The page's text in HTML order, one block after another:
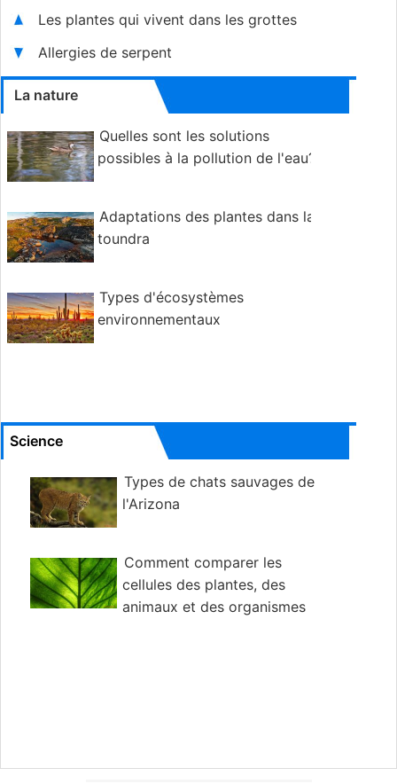
Les plantes qui vivent dans les grottes
Allergies de serpent
La nature
Quelles sont les solutions
possibles à la pollution de l'eau?
Adaptations des plantes dans la
toundra
Types d'écosystèmes
environnementaux
Science
Types de chats sauvages de
l'Arizona
Comment comparer les
cellules des plantes, des
animaux et des organismes